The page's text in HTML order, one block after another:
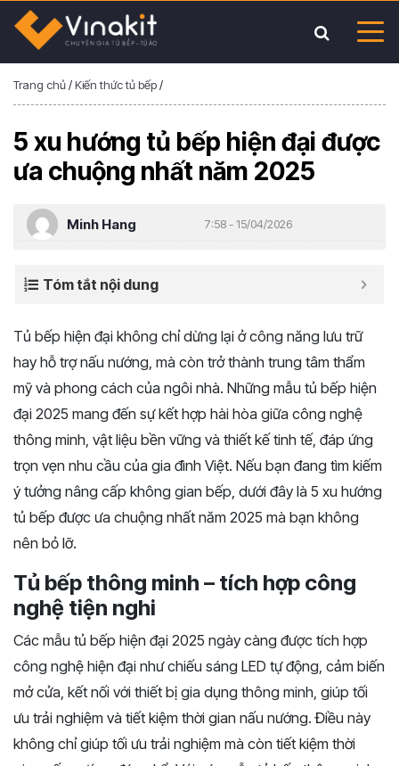
Trang chủ/Kiến thức tủ bếp/
5 xu hướng tủ bếp hiện đại được
ưa chuộng nhất năm 2025
Minh Hang 7:58 - 15/04/2026
Tóm tắt nội dung
Tủ bếp hiện đại không chỉ dừng lại ở công năng lưu trữ
hay hỗ trợ nấu nướng, mà còn trở thành trung tâm thẩm
mỹ và phong cách của ngôi nhà. Những mẫu tủ bếp hiện
đại 2025 mang đến sự kết hợp hài hòa giữa công nghệ
thông minh, vật liệu bền vững và thiết kế tinh tế, đáp ứng
trọn vẹn nhu cầu của gia đình Việt. Nếu bạn đang tìm kiếm
ý tưởng nâng cấp không gian bếp, dưới đây là 5 xu hướng
tủ bếp được ưa chuộng nhất năm 2025 mà bạn không
nên bỏ lỡ.
Tủ bếp thông minh – tích hợp công
nghệ tiện nghi
Các mẫu tủ bếp hiện đại 2025 ngày càng được tích hợp
công nghệ hiện đại như chiếu sáng LED tự động, cảm biến
mở cửa, kết nối với thiết bị gia dụng thông minh, giúp tối
ưu trải nghiệm và tiết kiệm thời gian nấu nướng. Điều này
không chỉ giúp tối ưu trải nghiệm mà còn tiết kiệm thời